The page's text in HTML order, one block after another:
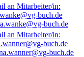
buch.de
buch.de